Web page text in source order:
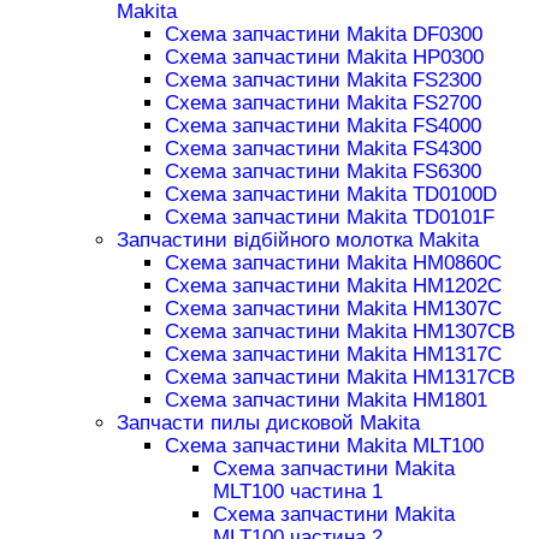
Makita
Схема запчастини Makita DF0300
Схема запчастини Makita HP0300
Схема запчастини Makita FS2300
Схема запчастини Makita FS2700
Схема запчастини Makita FS4000
Схема запчастини Makita FS4300
Схема запчастини Makita FS6300
Схема запчастини Makita TD0100D
Схема запчастини Makita TD0101F
Запчастини відбійного молотка Makita
Схема запчастини Makita HM0860C
Схема запчастини Makita HM1202C
Схема запчастини Makita HM1307C
Схема запчастини Makita HM1307CB
Схема запчастини Makita HM1317C
Схема запчастини Makita HM1317CB
Схема запчастини Makita HM1801
Запчасти пилы дисковой Makita
Схема запчастини Makita MLT100
Схема запчастини Makita
MLT100 частина 1
Схема запчастини Makita